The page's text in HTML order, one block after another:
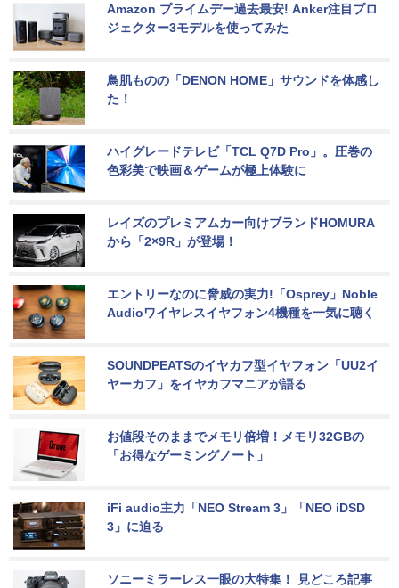
Amazon プライムデー過去最安! Anker注目プロ
ジェクター3モデルを使ってみた
鳥肌ものの「DENON HOME」サウンドを体感し
た！
ハイグレードテレビ「TCL Q7D Pro」。圧巻の
色彩美で映画＆ゲームが極上体験に
レイズのプレミアムカー向けブランドHOMURA
から「2×9R」が登場！
エントリーなのに脅威の実力!「Osprey」Noble
Audioワイヤレスイヤフォン4機種を一気に聴く
SOUNDPEATSのイヤカフ型イヤフォン「UU2イ
ヤーカフ」をイヤカフマニアが語る
お値段そのままでメモリ倍増！メモリ32GBの
「お得なゲーミングノート」
iFi audio主力「NEO Stream 3」「NEO iDSD
3」に迫る
ソニーミラーレス一眼の大特集！ 見どころ記事